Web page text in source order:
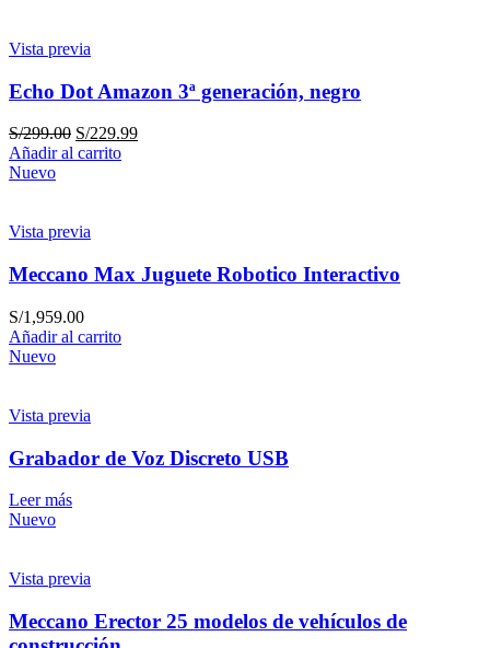
Vista previa
Echo Dot Amazon 3ª generación, negro
S/299.00 S/229.99
Añadir al carrito
Nuevo
Vista previa
Meccano Max Juguete Robotico Interactivo
S/1,959.00
Añadir al carrito
Nuevo
Vista previa
Grabador de Voz Discreto USB
Leer más
Nuevo
Vista previa
Meccano Erector 25 modelos de vehículos de